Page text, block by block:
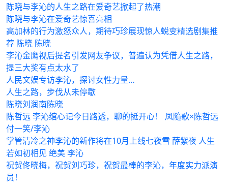
陈晓与李沁的人生之路在爱奇艺掀起了热潮
陈晓与李沁在爱奇艺惊喜亮相
高加林的行为激怒众人，期待巧珍展现惊人蜕变精选剧集推
荐 陈晓 陈晓
李沁金鹰视后提名引发网友争议，普遍认为凭借人生之路，
提三大奖有点太水了
人民文娱专访李沁，探讨女性力量…
人生之路，步伐从未停歇
陈晓刘润南陈晓
陈哲远 李沁绾心记今日路透，聊的挺开心！ 凤隨歌×陈哲远
付一笑/李沁
掌管清冷之神李沁的新作将在10月上线七夜雪 薛紫夜 人生
若如初相见 绝美 李沁
祝贺佟晓梅，祝贺刘巧珍，祝贺最棒的李沁，年度实力派演
员！